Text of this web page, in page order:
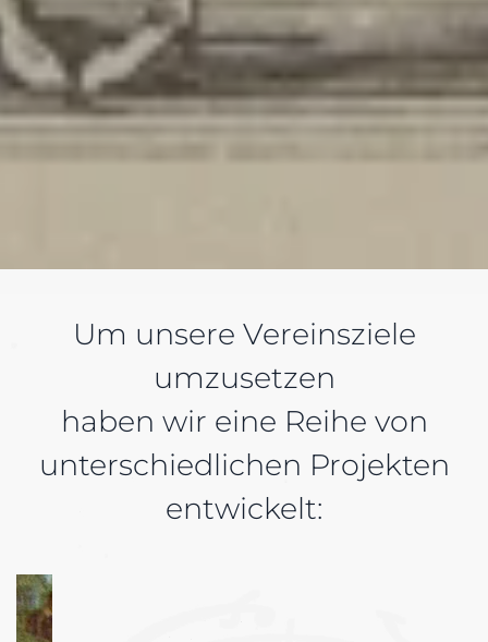
Um unsere Vereinsziele
umzusetzen
haben wir eine Reihe von
unterschiedlichen Projekten
entwickelt: